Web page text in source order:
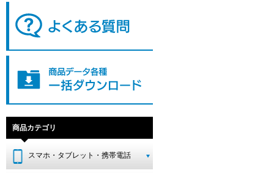
商品カテゴリ
スマホ・タブレット・携帯電話